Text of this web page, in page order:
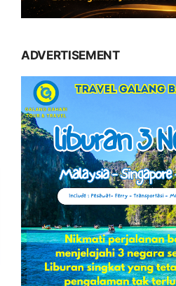
ADVERTISEMENT